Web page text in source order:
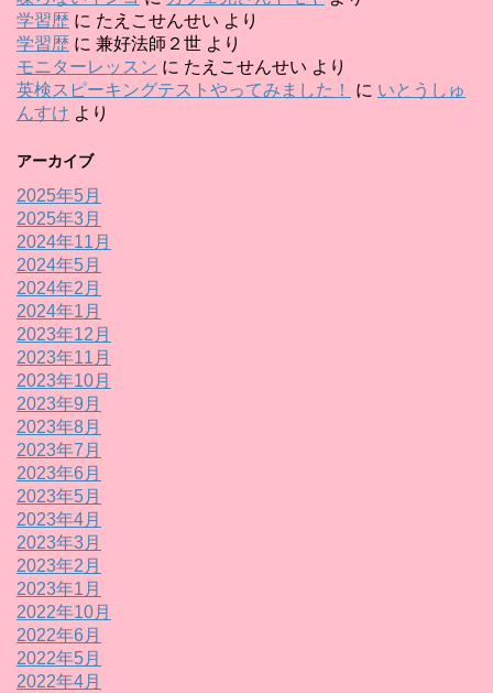
学習歴 に たえこせんせい より
学習歴 に 兼好法師２世 より
モニターレッスン に たえこせんせい より
英検スピーキングテストやってみました！
に いとうしゅ
んすけ より
アーカイブ
2025年5月
2025年3月
2024年11月
2024年5月
2024年2月
2024年1月
2023年12月
2023年11月
2023年10月
2023年9月
2023年8月
2023年7月
2023年6月
2023年5月
2023年4月
2023年3月
2023年2月
2023年1月
2022年10月
2022年6月
2022年5月
2022年4月